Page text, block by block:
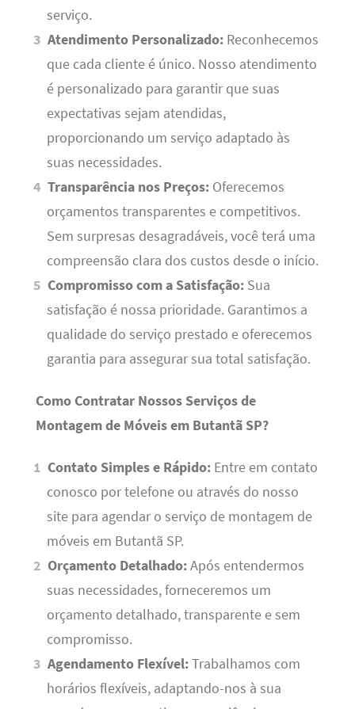
serviço.
Atendimento Personalizado: Reconhecemos
que cada cliente é único. Nosso atendimento
é personalizado para garantir que suas
expectativas sejam atendidas,
proporcionando um serviço adaptado às
suas necessidades.
Transparência nos Preços: Oferecemos
orçamentos transparentes e competitivos.
Sem surpresas desagradáveis, você terá uma
compreensão clara dos custos desde o início.
Compromisso com a Satisfação: Sua
satisfação é nossa prioridade. Garantimos a
qualidade do serviço prestado e oferecemos
garantia para assegurar sua total satisfação.
Como Contratar Nossos Serviços de
Montagem de Móveis em Butantã SP?
Contato Simples e Rápido: Entre em contato
conosco por telefone ou através do nosso
site para agendar o serviço de montagem de
móveis em Butantã SP.
Orçamento Detalhado:Após entendermos
suas necessidades, forneceremos um
orçamento detalhado, transparente e sem
compromisso.
Agendamento Flexível:Trabalhamos com
horários flexíveis, adaptando-nos à sua